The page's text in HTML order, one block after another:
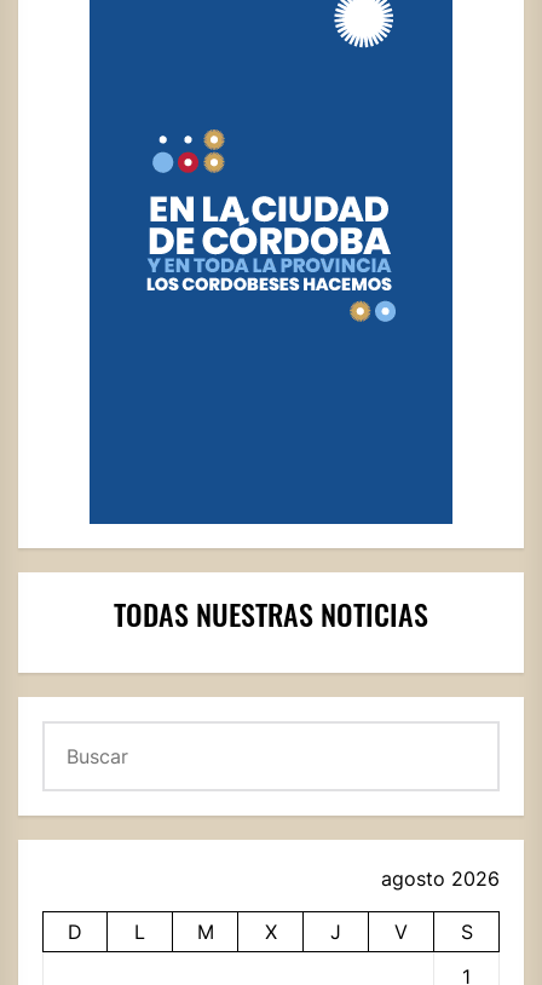
TODAS NUESTRAS NOTICIAS
agosto 2026
D L M X J V
S
1